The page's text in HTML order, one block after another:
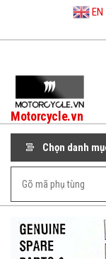
EN
Motorcycle.vn
Chọn danh